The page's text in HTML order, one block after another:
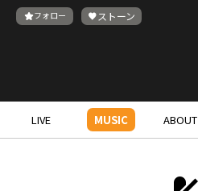
フォロー ストーン
LIVE MUSIC ABOUT